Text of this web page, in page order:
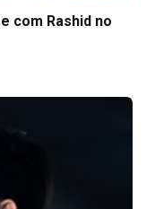
com Rashid no